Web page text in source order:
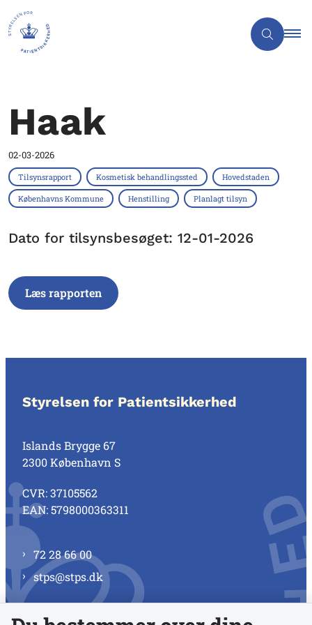
Haak
02-03-2026
Tilsynsrapport Kosmetisk behandlingssted Hovedstaden
Københavns Kommune Henstilling Planlagt tilsyn
Dato for tilsynsbesøget: 12-01-2026
Læs rapporten
Styrelsen for Patientsikkerhed
Islands Brygge 67
2300 København S
CVR: 37105562
EAN: 5798000363311
72 28 66 00
stps@stps.dk